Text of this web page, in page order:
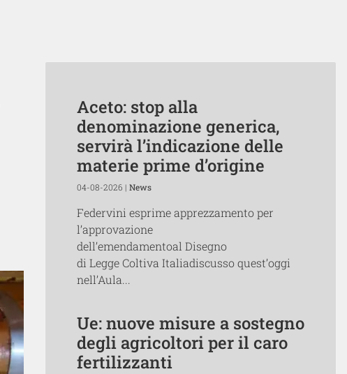
Aceto: stop alla
denominazione generica,
servirà l’indicazione delle
materie prime d’origine
04-08-2026 | News
Federvini esprime apprezzamento per
l’approvazione
dell’emendamentoal Disegno
di Legge Coltiva Italiadiscusso quest’oggi
nell’Aula...
Ue: nuove misure a sostegno
degli agricoltori per il caro
fertilizzanti